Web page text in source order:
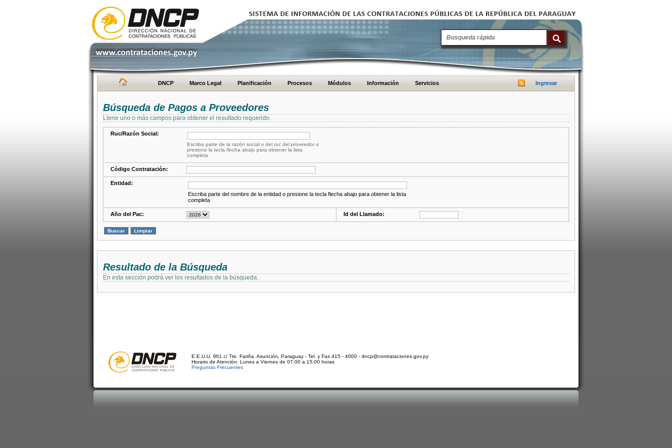
DNCP Marco Legal Planificación Procesos Módulos Información Servicios Ingresar
Búsqueda de Pagos a Proveedores
Llene uno o más campos para obtener el resultado requerido.
Ruc/Razón Social:
Escriba parte de la razón social o del ruc del proveedor o
presione la tecla flecha abajo para obtener la lista
completa
Código Contratación:
Entidad:
Escriba parte del nombre de la entidad o presione la tecla flecha abajo para obtener la lista
completa
Año del Pac: Id del Llamado:
Resultado de la Búsqueda
En esta sección podrá ver los resultados de la búsqueda.
E.E.U.U. 961 c/ Tte. Fariña. Asunción, Paraguay - Tel. y Fax 415 - 4000 - dncp@contrataciones.gov.py
Horario de Atención: Lunes a Viernes de 07:00 a 15:00 horas
Preguntas Frecuentes